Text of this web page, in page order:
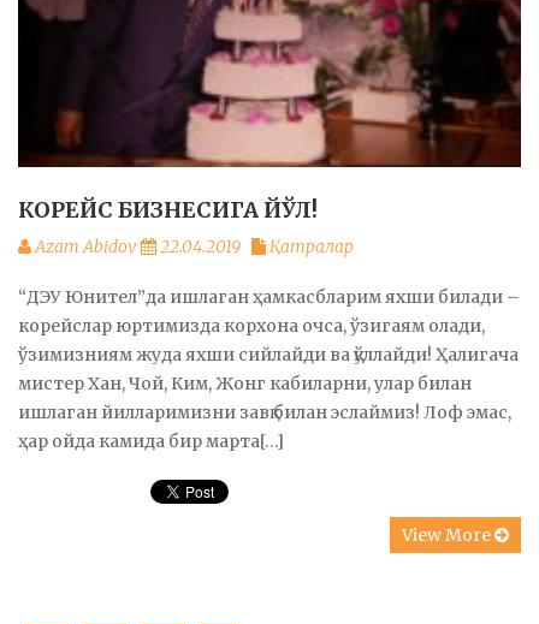
КОРЕЙС БИЗНЕСИГА ЙЎЛ!
Azam Abidov 22.04.2019 Қатралар
“ДЭУ Юнител”да ишлаган ҳамкасбларим яхши билади –
корейслар юртимизда корхона очса, ўзигаям олади,
ўзимизниям жуда яхши сийлайди ва қўллайди! Ҳалигача
мистер Хан, Чой, Ким, Жонг кабиларни, улар билан
ишлаган йилларимизни завқ билан эслаймиз! Лоф эмас,
ҳар ойда камида бир марта[…]
View More